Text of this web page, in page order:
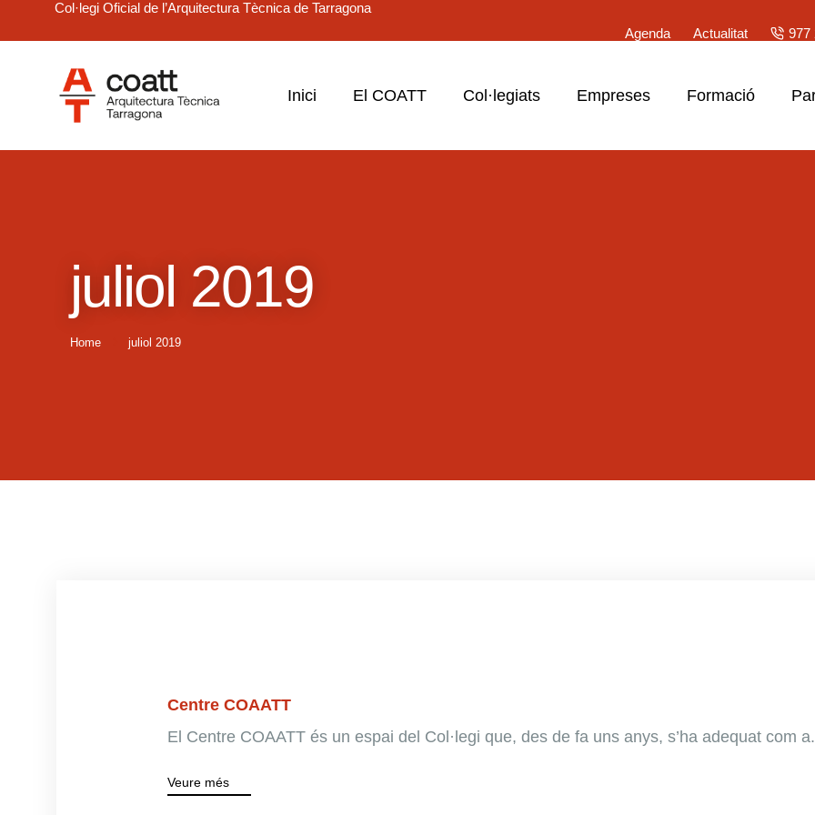
Col·legi Oficial de l’Arquitectura Tècnica de Tarragona
Agenda
Actualitat 977
Inici El COATT Col·legiats Empreses Formació
juliol 2019
Home juliol 2019
Centre COAATT
El Centre COAATT és un espai del Col·legi que, des de fa uns anys, s’ha adequat com
Veure més